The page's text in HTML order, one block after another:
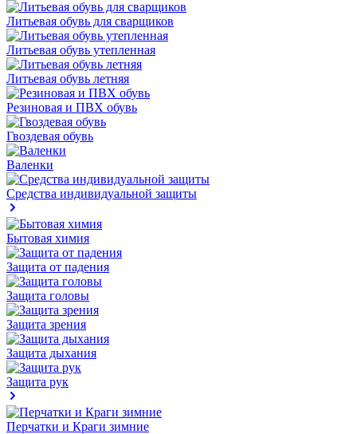
Литьевая обувь для сварщиков
Литьевая обувь утепленная
Литьевая обувь летняя
Резиновая и ПВХ обувь
Гвоздевая обувь
Валенки
Средства индивидуальной защиты
Бытовая химия
Защита от падения
Защита головы
Защита зрения
Защита дыхания
Защита рук
Перчатки и Краги зимние